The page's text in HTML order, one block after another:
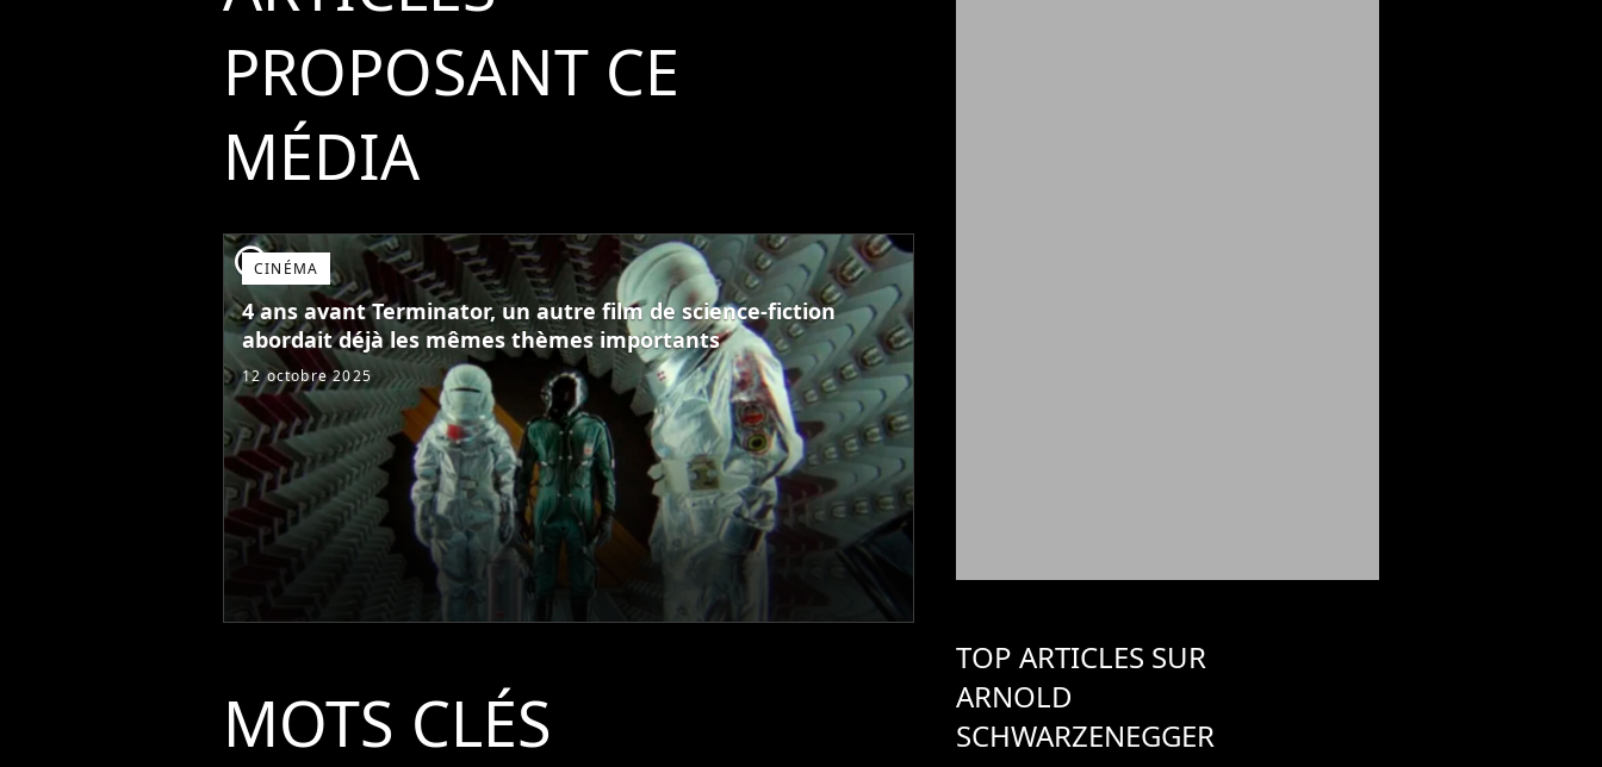
PROPOSANT CE
MÉDIA
player2CINÉMA
4 ans avant Terminator, un autre film de science-fiction
abordait déjà les mêmes thèmes importants
12 octobre 2025
MOTS CLÉS
TOP ARTICLES SUR
ARNOLD
SCHWARZENEGGER